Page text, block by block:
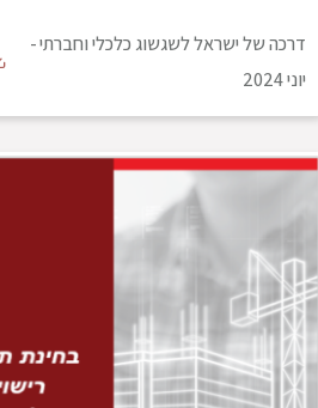
דרכה של ישראל לשגשוג כלכלי וחברתי-
יוני 2024